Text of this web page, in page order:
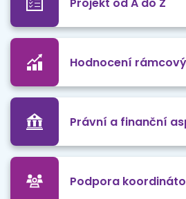
Hodnocení
Právní a finanční
Podpora